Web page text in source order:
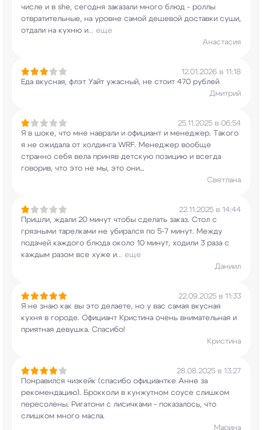
числе и в she, сегодня заказали много блюд - роллы
отвратительные, на уровне самой дешевой доставки суши,
отдали на кухню и... еще
Анастасия
12.01.2026 в 11:18
Еда вкусная, флэт Уайт ужасный, не стоит 470 рублей
Дмитрий
25.11.2025 в 06:54
Я в шоке, что мне наврали и официант и менеджер. Такого
я не ожидала от холдинга WRF. Менеджер вообще
странно себя вела приняв детскую позицию и всегда
говорив, что это не мы, это они…
Светлана
22.11.2025 в 14:44
Пришли, ждали 20 минут чтобы сделать заказ. Стол с
грязными тарелками не убирался по 5-7 минут. Между
подачей каждого блюда около 10 минут, ходили 3 раза с
каждым разом все хуже и... еще
Даниил
22.09.2025 в 11:33
Я не знаю как вы это делаете, но у вас самая вкусная
кухня в городе. Официант Кристина очень внимательная и
приятная девушка. Спасибо!
Кристина
28.08.2025 в 13:27
Понравился чизкейк (спасибо официантке Анне за
рекомендацию). Брокколи в кунжутном соусе слишком
пересолены. Ригатони с лисичками - показалось, что
слишком много масла.
Марина